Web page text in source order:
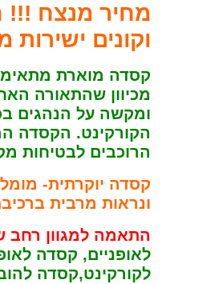
מחיר מנצח !!!
וקונים
קסדה מוארת
מכיוון שהתאורה
ומקשה על הנהגים
הקורקינט. הקסדה
הרוכבים לבטיחות
קסדה יוקרתית-
ונראות מרבית
התאמה למגוון רחב
לאופניים, קסדה
לקורקינט,קסדה